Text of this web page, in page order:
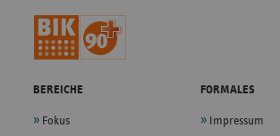
BEREICHE
Fokus
FORMALES
Impressum